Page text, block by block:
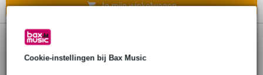
Cookie-instellingen bij Bax Music
In mijn winkelwagen